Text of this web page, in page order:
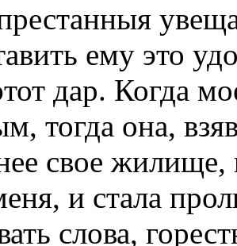
ему это
дар. Когда
тогда она,
свое жилище,
и стала
слова,